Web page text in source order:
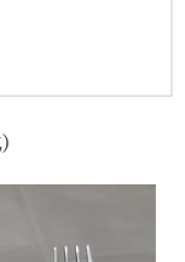
температуре